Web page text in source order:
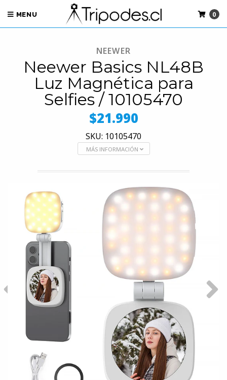
MENU 0
NEEWER
Neewer Basics NL48B
Luz Magnética para
Selfies / 10105470
$21.990
SKU: 10105470
MÁS INFORMACIÓN